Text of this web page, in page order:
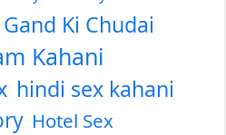
Gand Ki Chudai
Kahani
hindi sex kahani
Hotel Sex